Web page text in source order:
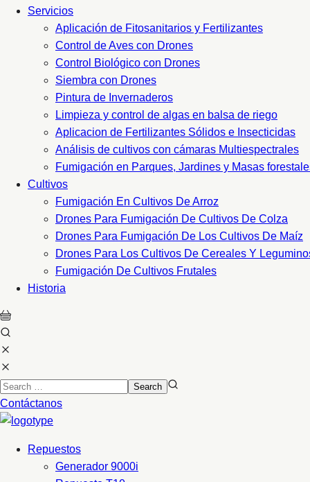
Servicios
Aplicación de Fitosanitarios y Fertilizantes
Control de Aves con Drones
Control Biológico con Drones
Siembra con Drones
Pintura de Invernaderos
Limpieza y control de algas en balsa de riego
Aplicacion de Fertilizantes Sólidos e Insecticidas
Análisis de cultivos con cámaras Multiespectrales
Fumigación en Parques, Jardines y Masas
Cultivos
Fumigación En Cultivos De Arroz
Drones Para Fumigación De Cultivos De Colza
Drones Para Fumigación De Los Cultivos De Maíz
Drones Para Los Cultivos De Cereales Y
Fumigación De Cultivos Frutales
Historia
Contáctanos
Repuestos
Generador 9000i